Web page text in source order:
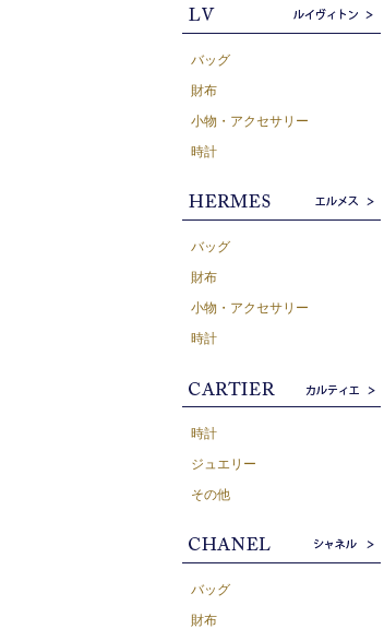
バッグ
財布
小物・アクセサリー
時計
バッグ
財布
小物・アクセサリー
時計
時計
ジュエリー
その他
バッグ
財布